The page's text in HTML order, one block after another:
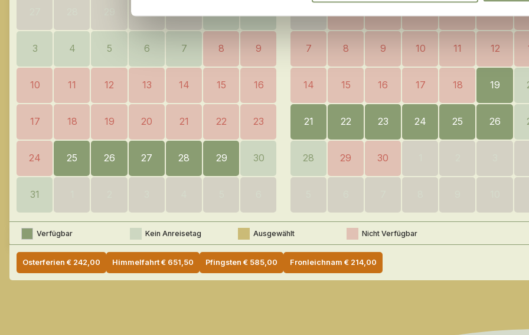
3 4 5 6 7 8 9
10 11 12 13 14 15 16
17 18 19 20 21 22 23
24 25 26 27 28 29 30
31
7 8 9 10 11 12
14 15 16 17 18 19
21 22 23 24 25 26
28 29 30
Verfügbar Kein Anreisetag Ausgewählt Nicht Verfügbar
Osterferien € 242,00 Himmelfahrt € 651,50 Pfingsten € 585,00 Fronleichnam € 214,00